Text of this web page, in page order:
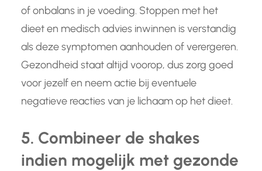
of onbalans in je voeding. Stoppen met het
dieet en medisch advies inwinnen is verstandig
als deze symptomen aanhouden of verergeren.
Gezondheid staat altijd voorop, dus zorg goed
voor jezelf en neem actie bij eventuele
negatieve reacties van je lichaam op het dieet.
5. Combineer de shakes
indien mogelijk met gezonde